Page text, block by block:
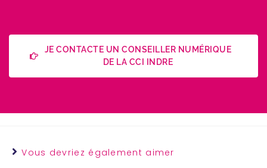
JE CONTACTE UN CONSEILLER NUMÉRIQUE
DE LA CCI INDRE
Vous devriez également aimer